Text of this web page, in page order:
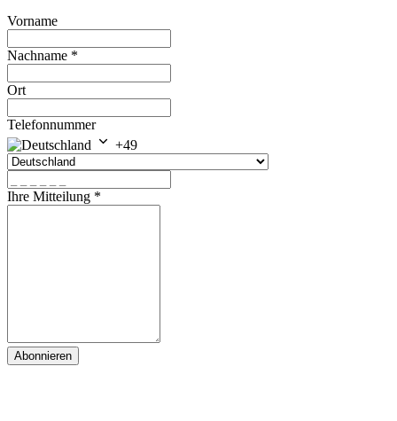
Vorname
Nachname *
Ort
Telefonnummer
+49
Ihre Mitteilung *
Abonnieren